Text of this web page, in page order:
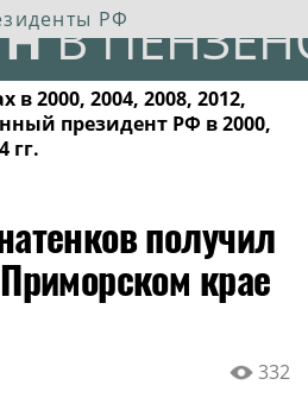
В РФ
2000, 2004, 2008, 2012,
президент РФ в 2000,
гг.
получил
крае
332